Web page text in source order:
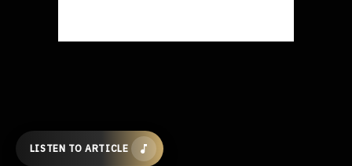
LISTEN TO ARTICLE